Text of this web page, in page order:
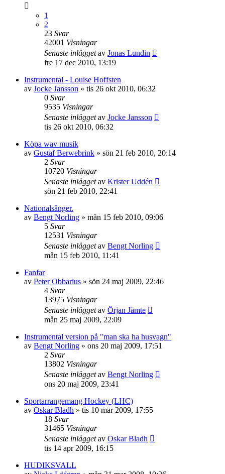
1
2
23 Svar
42001 Visningar
Senaste inläggetav Jonas Lundin
fre 17 dec 2010, 13:19
Instrumental - Louise Hoffsten
av Jocke Jansson » tis 26 okt 2010, 06:32
0 Svar
9535 Visningar
Senaste inläggetav Jocke Jansson
tis 26 okt 2010, 06:32
Köpa wav musik
av Gustaf Berwebrink » sön 21 feb 2010, 20:14
2 Svar
10720 Visningar
Senaste inläggetav Krister Uddén
sön 21 feb 2010, 22:41
Nationalsånger.
av Bengt Norling » mån 15 feb 2010, 09:06
5 Svar
12531 Visningar
Senaste inläggetav Bengt Norling
mån 15 feb 2010, 11:41
Fanfar
av Peter Obbarius » sön 24 maj 2009, 22:46
4 Svar
13975 Visningar
Senaste inläggetav Örjan Jämte
mån 25 maj 2009, 22:09
Instrumental version på "man ska ha husvagn"
av Bengt Norling » ons 20 maj 2009, 17:51
2 Svar
13802 Visningar
Senaste inläggetav Bengt Norling
ons 20 maj 2009, 23:41
Sportarrangemang Hockey (LHC)
av Oskar Bladh » tis 10 mar 2009, 17:55
18 Svar
31465 Visningar
Senaste inläggetav Oskar Bladh
tis 14 apr 2009, 16:15
HUDIKSVALL